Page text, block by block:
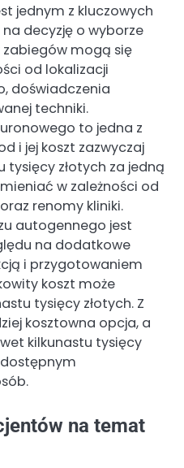
jednym z kluczowych
decyzję o wyborze
mogą się
od lokalizacji
doświadczenia
techniki.
to jedna z
i jej koszt zazwyczaj
tysięcy złotych za jedną
w zależności od
renomy kliniki.
autogennego jest
na dodatkowe
i przygotowaniem
koszt może
tysięcy złotych. Z
kosztowna opcja, a
kilkunastu tysięcy
dostępnym
na temat